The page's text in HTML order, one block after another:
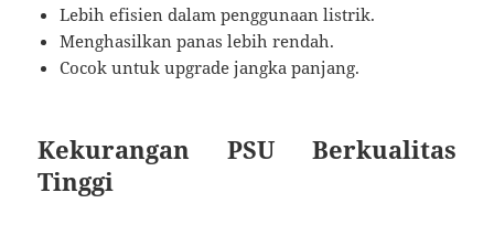
Lebih efisien dalam penggunaan listrik.
Menghasilkan panas lebih rendah.
Cocok untuk upgrade jangka panjang.
Kekurangan PSU Berkualitas
Tinggi